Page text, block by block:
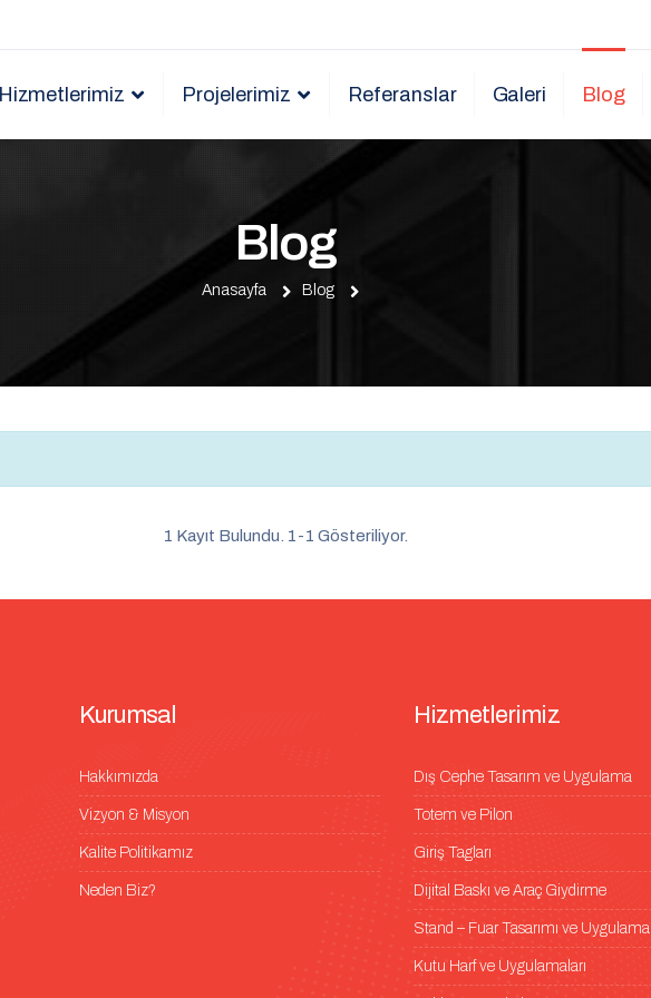
Hizmetlerimiz Projelerimiz Referanslar Galeri Blog
Blog
Anasayfa Blog
1 Kayıt Bulundu. 1-1 Gösteriliyor.
Kurumsal
Hakkımızda
Vizyon & Misyon
Kalite Politikamız
Neden Biz?
Hizmetl erimiz
Dış Cephe Tasarım ve Uygulama
Totem ve Pilon
Giriş Tagları
Dijital Baskı ve Araç Giydirme
Stand – Fuar Tasarımı ve Uygulama
Kutu Harf ve Uygulamaları